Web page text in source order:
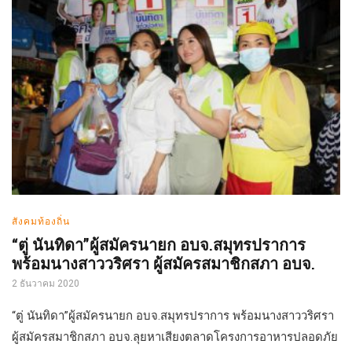
สังคมท้องถิ่น
“ตู่ นันทิดา”ผู้สมัครนายก อบจ.สมุทรปราการ
พร้อมนางสาววริศรา ผู้สมัครสมาชิกสภา อบจ.
2 ธันวาคม 2020
“ตู่ นันทิดา”ผู้สมัครนายก อบจ.สมุทรปราการ พร้อมนางสาววริศรา
ผู้สมัครสมาชิกสภา อบจ.ลุยหาเสียงตลาดโครงการอาหารปลอดภัย